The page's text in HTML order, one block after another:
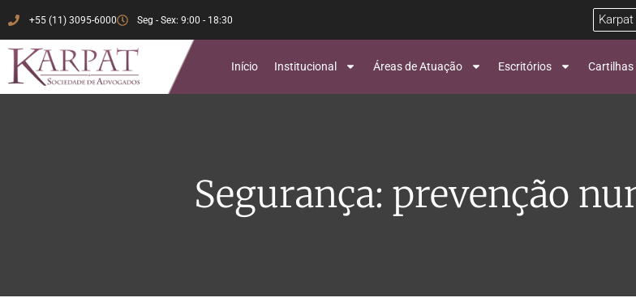
+55 (11) 3095-6000 Seg - Sex: 9:00 - 18:30 Karpat
Início Institucional Áreas de Atuação Escritórios Cartilhas
Segurança: prevenção